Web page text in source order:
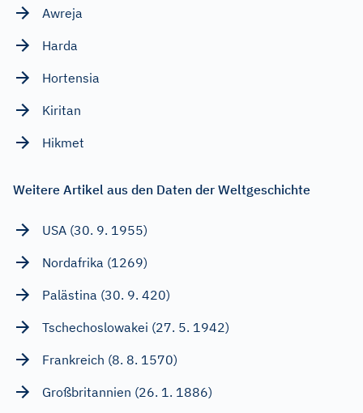
Awreja
Harda
Hortensia
Kiritan
Hikmet
Weitere Artikel aus den Daten der Weltgeschichte
USA (30. 9. 1955)
Nordafrika (1269)
Palästina (30. 9. 420)
Tschechoslowakei (27. 5. 1942)
Frankreich (8. 8. 1570)
Großbritannien (26. 1. 1886)